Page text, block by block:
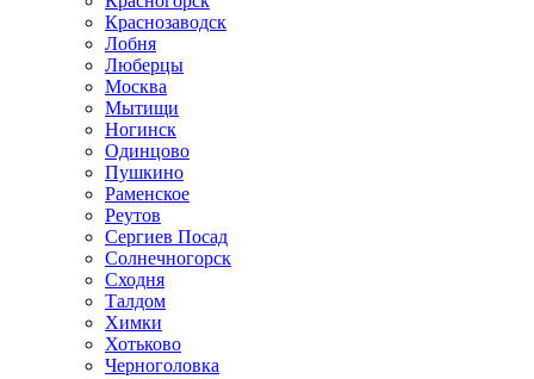
Краснозаводск
Лобня
Люберцы
Москва
Мытищи
Ногинск
Одинцово
Пушкино
Раменское
Реутов
Сергиев Посад
Солнечногорск
Сходня
Талдом
Химки
Хотьково
Черноголовка